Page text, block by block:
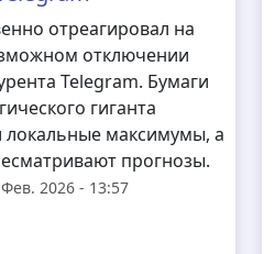
отреагировал на
отключении
Telegram. Бумаги
гиганта
локальные максимумы, а
прогнозы.
Фев. 2026 - 13:57